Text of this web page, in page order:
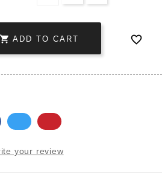
 ADD TO CART 
your review